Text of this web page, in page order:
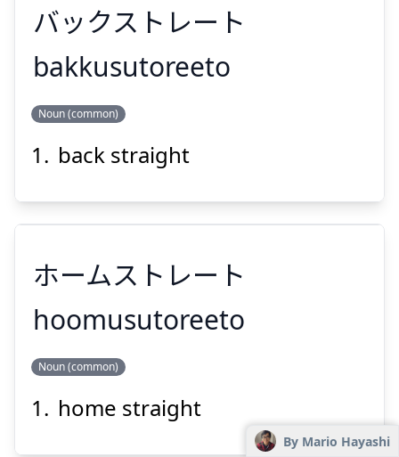
By Mario Hayashi
Suspend
バックストレート
Suspend
バックストレート
bakkusutoreeto
Noun (common)
back straight
ホームストレート
ホームストレート
hoomusutoreeto
Noun (common)
home straight